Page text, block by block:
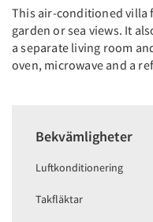
This air-conditioned villa
garden or sea views. It
a separate living room
oven, microwave and a
Bekvämligheter
Luftkonditionering
Takfläktar